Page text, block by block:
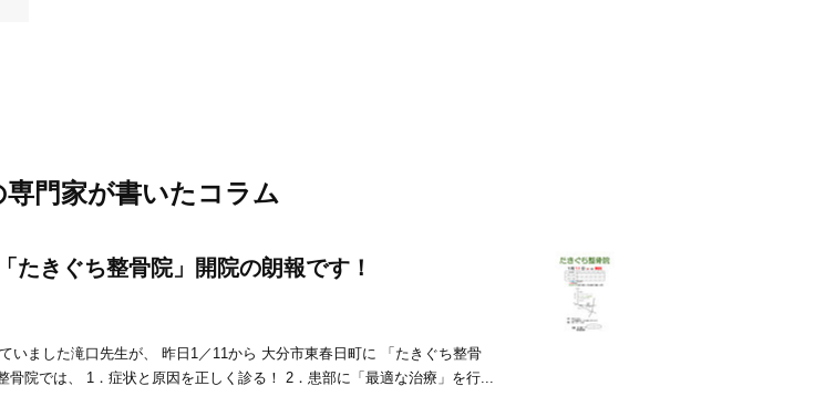
専門家が書いたコラム
たきぐち整骨院」開院の朗報です！
いました滝口先生が、 昨日1／11から 大分市東春日町に 「たきぐち整骨
骨院では、 1．症状と原因を正しく診る！ 2．患部に「最適な治療」を行...